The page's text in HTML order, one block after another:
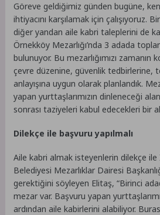
Göreve geldiğimiz günden bugüne,
ihtiyacını karşılamak için çalışıyoruz.
diğer yandan aile kabri taleplerini de
Örnekköy Mezarlığı’nda 3 adada
bulunuyor. Bu mezarlığımızı zamanın
çevre düzenine, güvenlik tedbirlerine,
anlayışına uygun olarak planlandık.
yapan yurttaşlarımızın dinleneceği
sonrası taziyeleri kabul edecekleri bir
Dilekçe ile başvuru yapılmalı
Aile kabri almak isteyenlerin dilekçe
Belediyesi Mezarlıklar Dairesi
gerektiğini söyleyen Elitaş, “Birinci
mezar var. Başvuru yapan
ardından aile kabirlerini alabiliyor.